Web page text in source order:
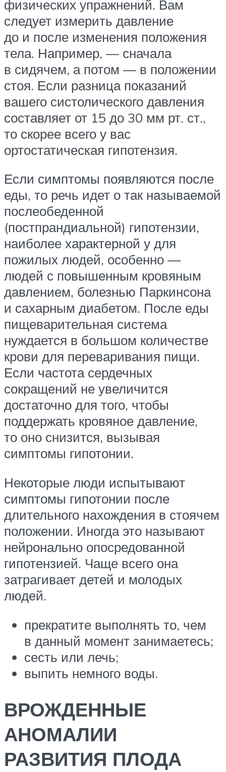
физических упражнений. Вам
следует измерить давление
до и после изменения положения
тела. Например, — сначала
в сидячем, а потом — в положении
стоя. Если разница показаний
вашего систолического давления
составляет от 15 до 30 мм рт. ст.,
то скорее всего у вас
ортостатическая гипотензия.
Если симптомы появляются после
еды, то речь идет о так называемой
послеобеденной
(постпрандиальной) гипотензии,
наиболее характерной у для
пожилых людей, особенно —
людей с повышенным кровяным
давлением, болезнью Паркинсона
и сахарным диабетом. После еды
пищеварительная система
нуждается в большом количестве
крови для переваривания пищи.
Если частота сердечных
сокращений не увеличится
достаточно для того, чтобы
поддержать кровяное давление,
то оно снизится, вызывая
симптомы гипотонии.
Некоторые люди испытывают
симптомы гипотонии после
длительного нахождения в стоячем
положении. Иногда это называют
нейронально опосредованной
гипотензией. Чаще всего она
затрагивает детей и молодых
людей.
прекратите выполнять то, чем
в данный момент занимаетесь;
сесть или лечь;
выпить немного воды.
ВРОЖДЕННЫЕ
АНОМАЛИИ
РАЗВИТИЯ ПЛОДА